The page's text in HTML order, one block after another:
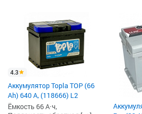
4.3
Аккумулятор Topla TOP (66
Ah) 640 А, (118666) L2
Ёмкость 66 А·ч,